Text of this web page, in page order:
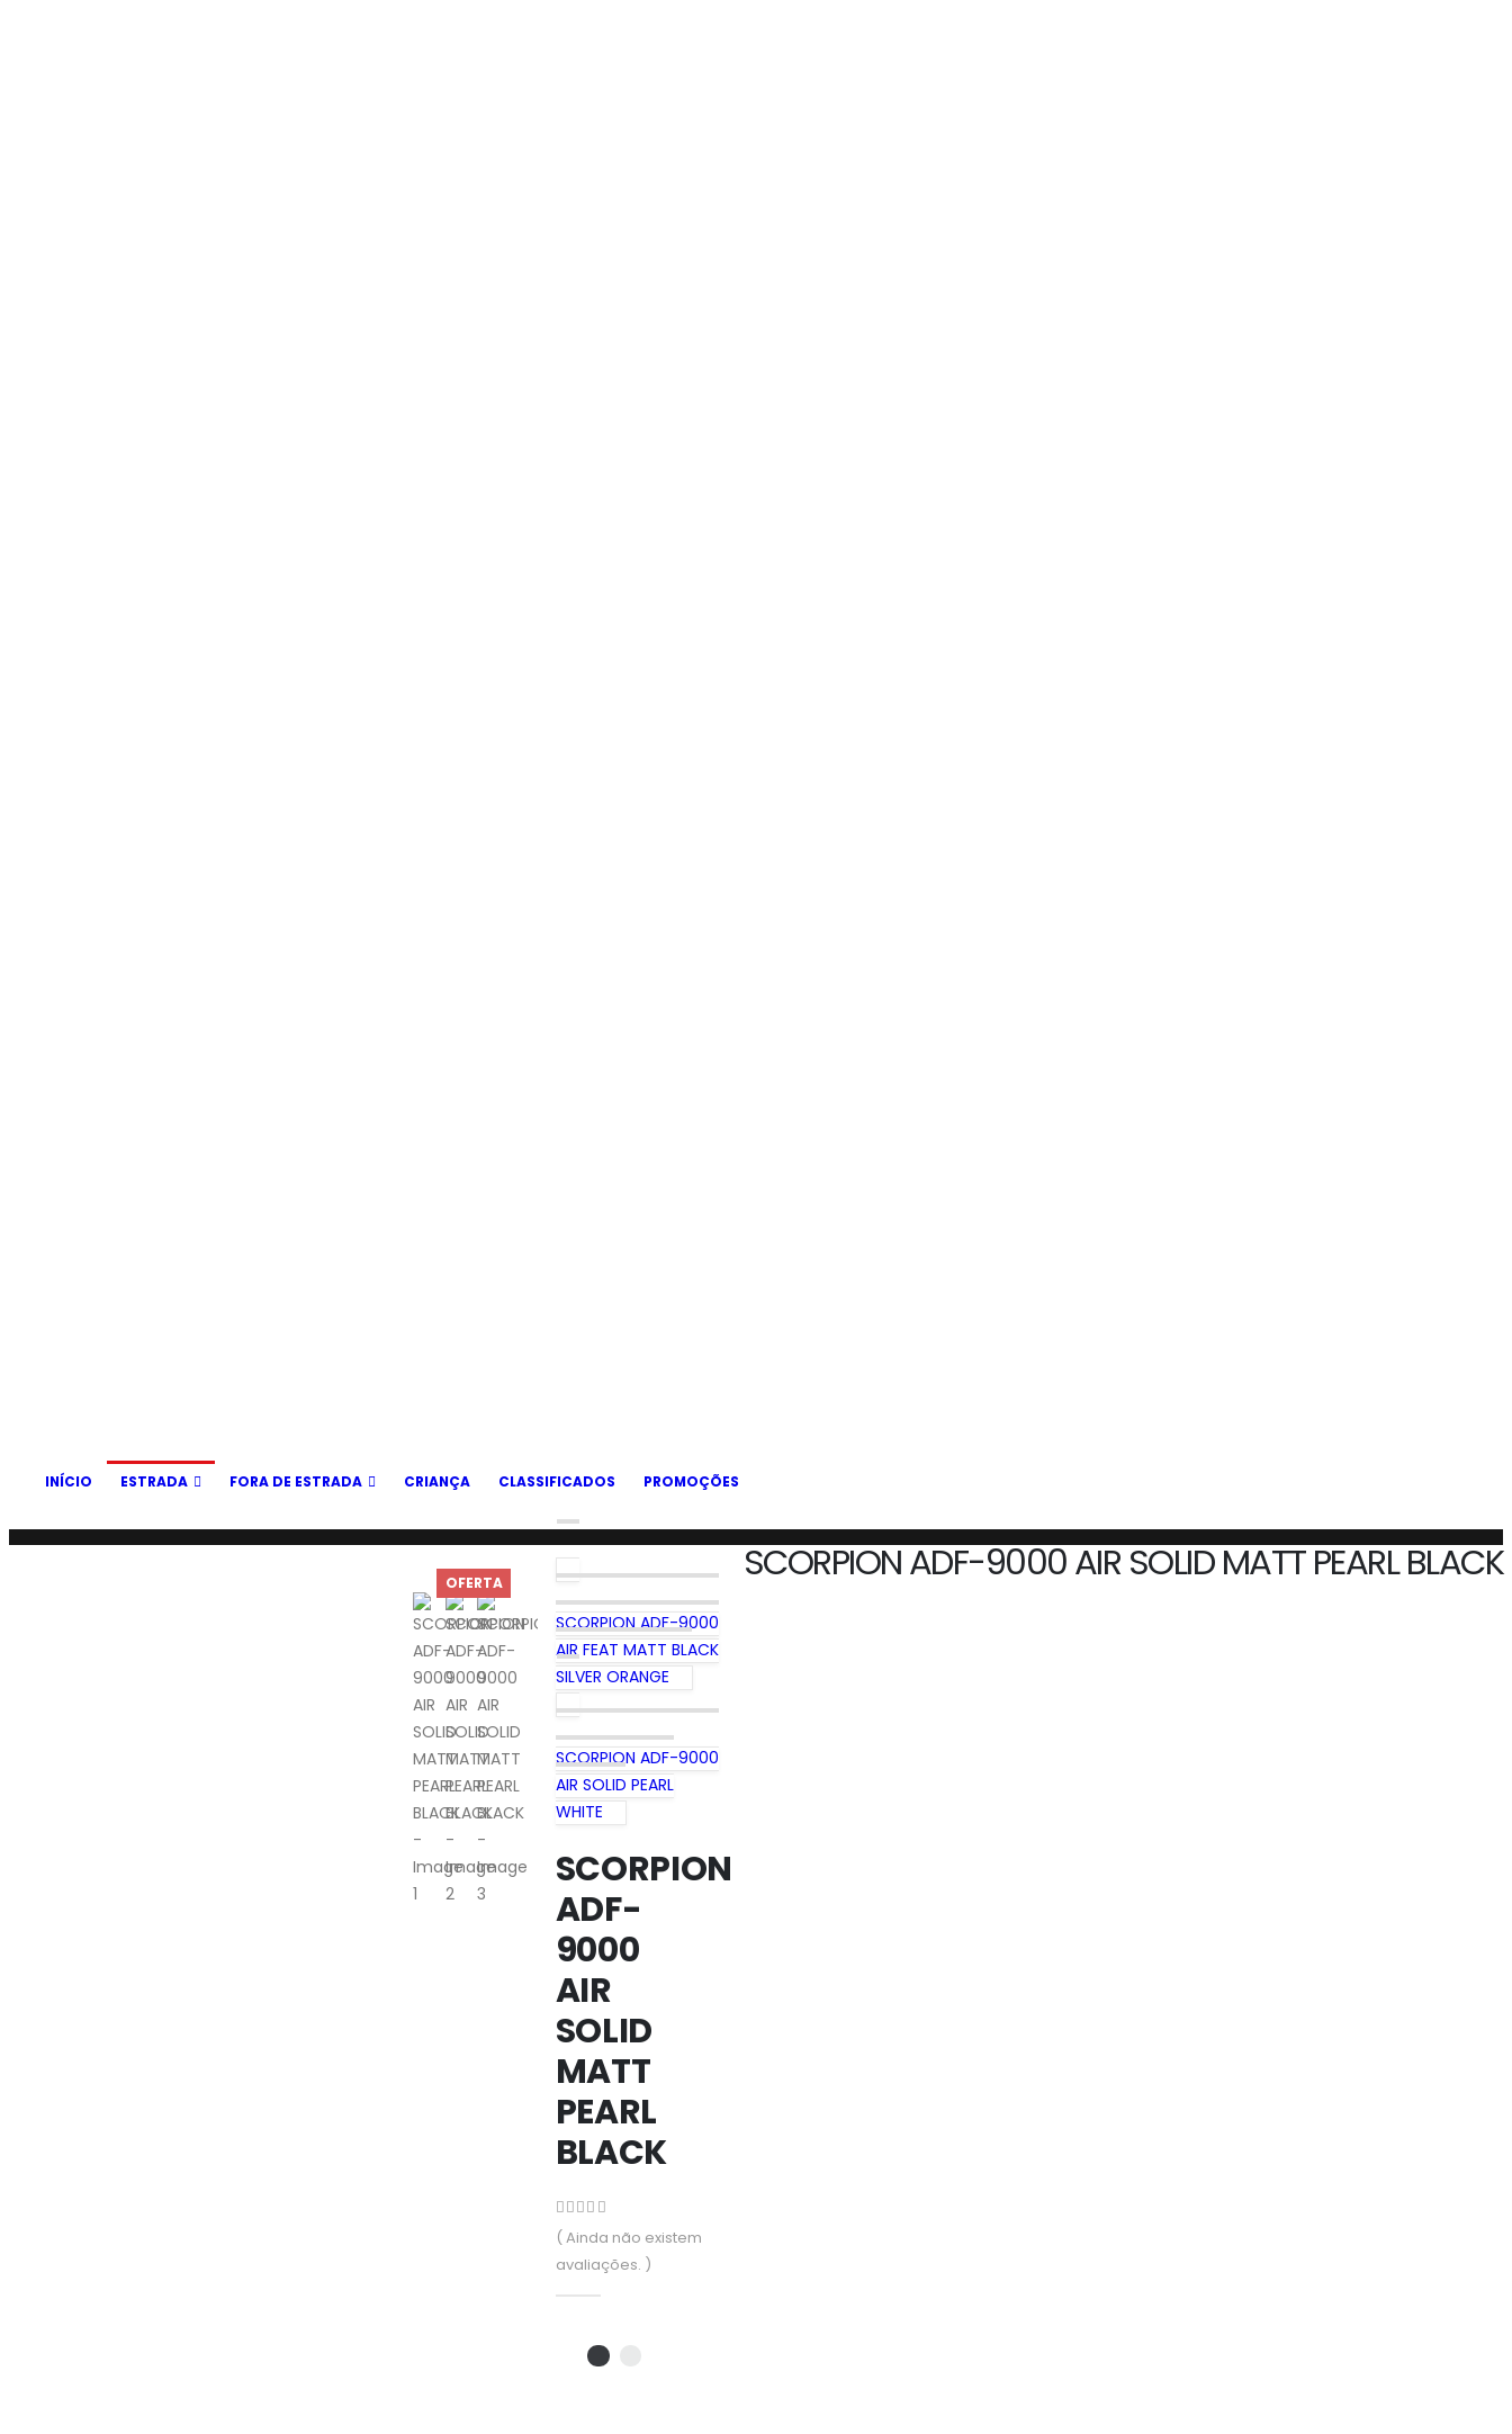
INÍCIO ESTRADA FORA DE ESTRADA CRIANÇA CLASSIFICADOS PROMOÇÕES
SCORPION ADF-9000 AIR SOLID MATT PEARL BLACK
OFERTA
SCORPION ADF-9000
AIR FEAT MATT BLACK
SILVER ORANGE
SCORPION ADF-9000
AIR SOLID PEARL
WHITE
SCORPION
ADF-
9000
AIR
SOLID
MATT
PEARL
BLACK
0 out of 5
( Ainda não existem
avaliações. )